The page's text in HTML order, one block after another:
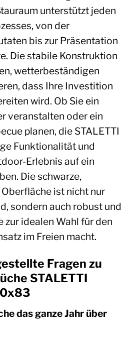
unterstützt jeden
von der
bis zur Präsentation
Die stabile Konstruktion
wetterbeständigen
dass Ihre Investition
wird. Ob Sie ein
veranstalten oder ein
planen, die STALETTI
Funktionalität und
Erlebnis auf ein
Die schwarze,
ist nicht nur
sondern auch robust und
zur idealen Wahl für den
im Freien macht.
Fragen zu
STALETTI
das ganze Jahr über